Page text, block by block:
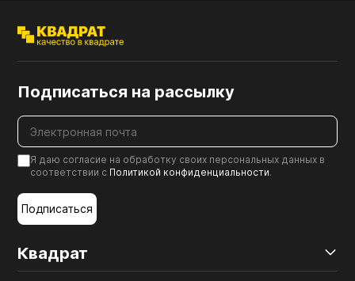
Квадрат
Подписаться на рассылку
Я даю согласие на обработку своих персональных данных в
соответствии с Политикой конфиденциальности.
Подписаться